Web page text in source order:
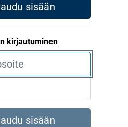
sisään
kirjautuminen
sisään